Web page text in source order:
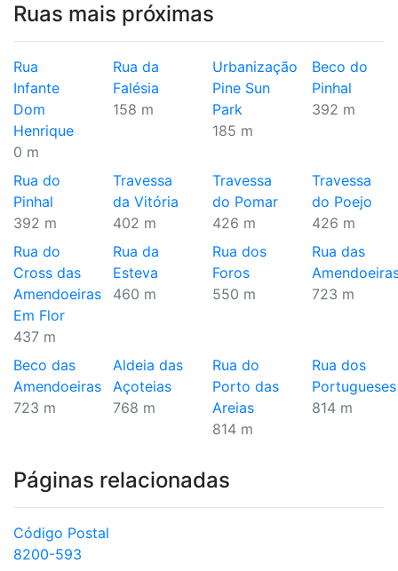
Ruas mais próximas
Rua
Infante
Dom
Henrique
0 m
Rua da
Falésia
158 m
Urbanização
Pine Sun
Park
185 m
Beco do
Pinhal
392 m
Rua do
Pinhal
392 m
Travessa
da Vitória
402 m
Travessa
do Pomar
426 m
Travessa
do Poejo
426 m
Rua do
Cross das
Amendoeiras
Em Flor
437 m
Rua da
Esteva
460 m
Rua dos
Foros
550 m
Rua das
723 m
Beco das
Amendoeiras
723 m
Aldeia das
Açoteias
768 m
Rua do
Porto das
Areias
814 m
Rua dos
Portugueses
814 m
Páginas relacionadas
Código Postal
8200-593